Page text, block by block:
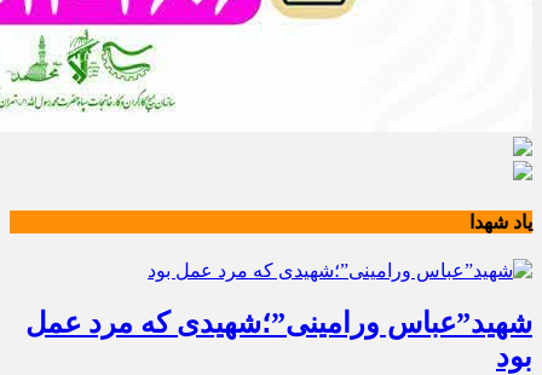
یاد شهدا
شهید”عباس ورامینی”؛شهیدی که مرد عمل
بود